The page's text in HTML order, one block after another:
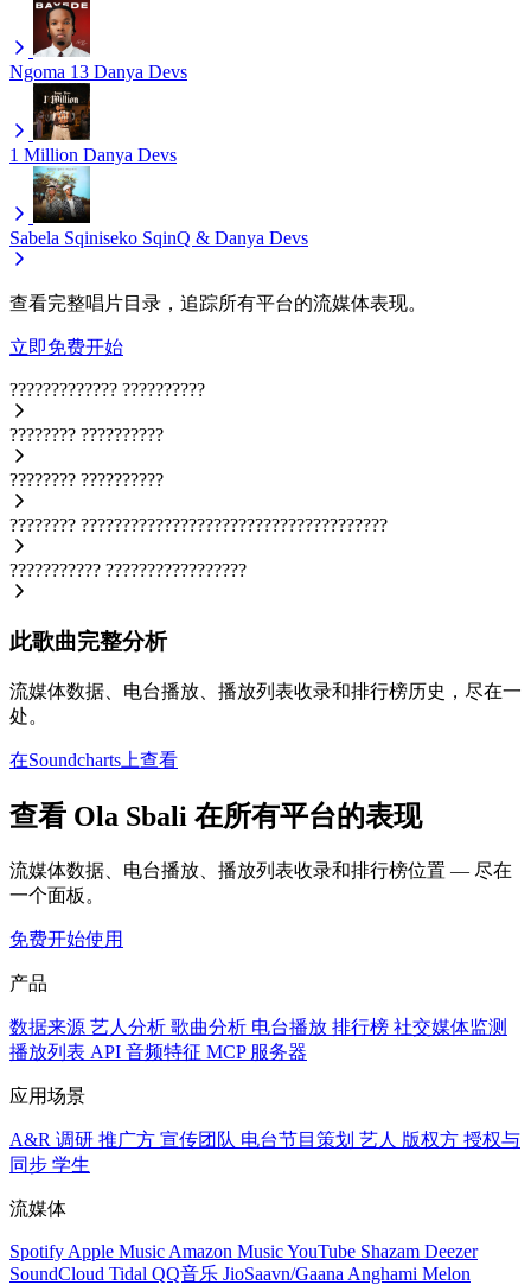
Ngoma 13 Danya Devs
1 Million Danya Devs
Sabela Sqiniseko SqinQ & Danya Devs
查看完整唱片目录，追踪所有平台的流媒体表现。
立即免费开始
????????????? ??????????
???????? ??????????
???????? ??????????
???????? ?????????????????????????????????????
??????????? ?????????????????
此歌曲完整分析
流媒体数据、电台播放、播放列表收录和排行榜历史，尽在一
处。
在Soundcharts上查看
查看 Ola Sbali 在所有平台的表现
流媒体数据、电台播放、播放列表收录和排行榜位置 — 尽在
一个面板。
免费开始使用
产品
数据来源 艺人分析 歌曲分析 电台播放 排行榜 社交媒体监测
播放列表 API 音频特征 MCP 服务器
应用场景
A&R 调研 推广方 宣传团队 电台节目策划 艺人 版权方 授权与
同步 学生
流媒体
Spotify Apple Music Amazon MusicYouTube Shazam Deezer
SoundCloud Tidal QQ音乐 JioSaavn/Gaana Anghami Melon